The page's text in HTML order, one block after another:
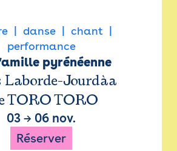
danse
chant
performance
pyrénéenne
Laborde-Jourdàa
TORO TORO
03 → 06 nov.
Réserver